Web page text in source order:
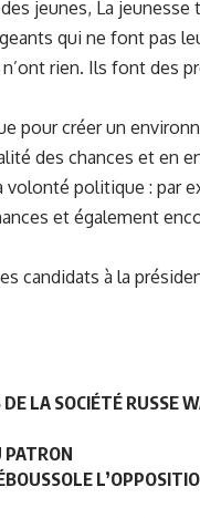
jeunes, La jeunesse
qui ne font pas
rien. Ils font des
pour créer un
des chances et en
volonté politique : par
et également
candidats à la
LA SOCIÉTÉ RUSSE
PATRON